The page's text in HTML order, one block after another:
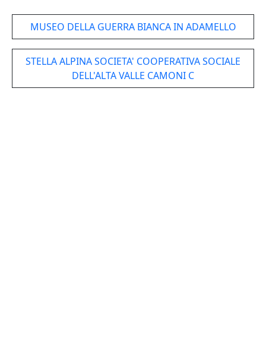
MUSEO DELLA GUERRA BIANCA IN ADAMELLO
STELLA ALPINA SOCIETA' COOPERATIVA SOCIALE
DELL'ALTA VALLE CAMONI C